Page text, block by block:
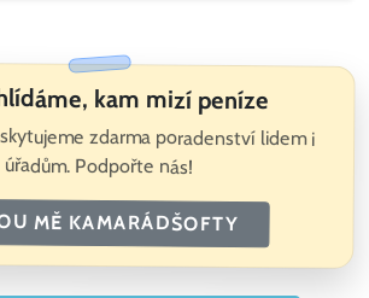
kam mizí peníze
zdarma poradenství lidem i
úřadům. Podpořte nás!
MĚ KAMARÁDŠOFTY